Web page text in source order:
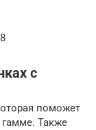
с
поможет
Также